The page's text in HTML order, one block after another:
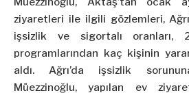
ziyaretleri ile ilgili gözlemleri,
işsizlik ve sigortalı oranları,
programlarından kaç kişinin
aldı. Ağrı’da işsizlik
Müezzinoğlu, yapılan ev